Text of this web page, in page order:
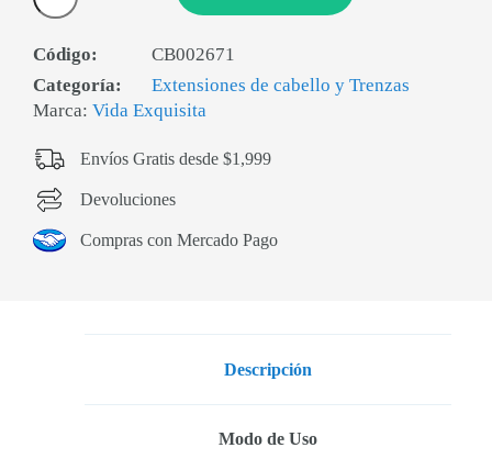
Código:
CB002671
Categoría:
Extensiones de cabello y Trenzas
Marca: Vida Exquisita
Envíos Gratis desde $1,999
Devoluciones
Compras con Mercado Pago
Descripción
Modo de Uso